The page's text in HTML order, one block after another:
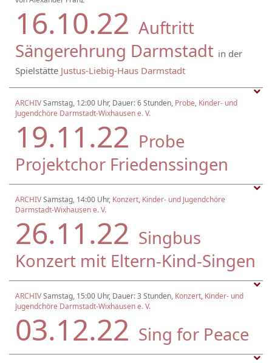
16.10.22 Auftritt
Sängerehrung Darmstadt in der
Spielstätte Justus-Liebig-Haus Darmstadt
ARCHIVSamstag, 12:00 Uhr, Dauer: 6 Stunden, Probe, Kinder- und
Jugendchöre Darmstadt-Wixhausen e. V.
19.11.22 Probe
Projektchor Friedenssingen
ARCHIVSamstag, 14:00 Uhr, Konzert, Kinder- und Jugendchöre
Darmstadt-Wixhausen e. V.
26.11.22 Singbus
Konzert mit Eltern-Kind-Singen
ARCHIVSamstag, 15:00 Uhr, Dauer: 3 Stunden, Konzert, Kinder- und
Jugendchöre Darmstadt-Wixhausen e. V.
03.12.22 Sing for Peace